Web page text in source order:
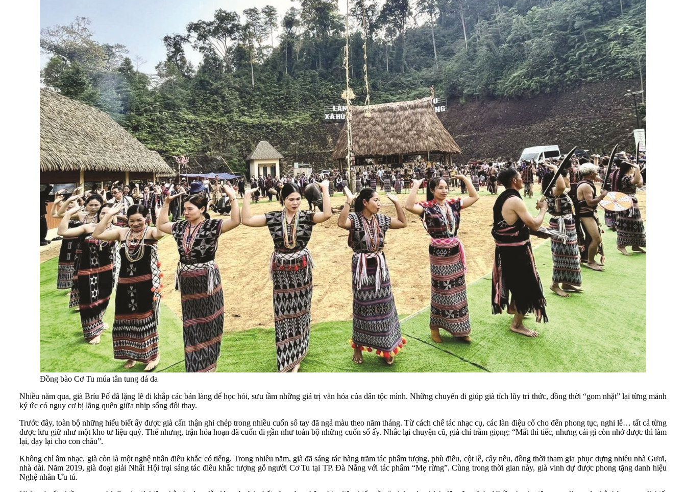
Đồng bào Cơ Tu múa tân tung dá da
Nhiều năm qua, già Bríu Pố đã lặng lẽ đi khắp các bản làng để học hỏi, sưu tầm những giá trị văn hóa của dân tộc mình. Những chuyến đi giúp già tích lũy tri thức, đồng thời “gom nhặt” lại từng mảnh
ký ức có nguy cơ bị lãng quên giữa nhịp sống đổi thay.
Trước đây, toàn bộ những hiểu biết ấy được già cẩn thận ghi chép trong nhiều cuốn sổ tay đã ngả màu theo năm tháng. Từ cách chế tác nhạc cụ, các làn điệu cổ cho đến phong tục, nghi lễ… tất cả từng
được lưu giữ như một kho tư liệu quý. Thế nhưng, trận hỏa hoạn đã cuốn đi gần như toàn bộ những cuốn sổ ấy. Nhắc lại chuyện cũ, già chỉ trầm giọng: “Mất thì tiếc, nhưng cái gì còn nhớ được thì làm
lại, dạy lại cho con cháu”.
Không chỉ âm nhạc, già còn là một nghệ nhân điêu khắc có tiếng. Trong nhiều năm, già đã sáng tác hàng trăm tác phẩm tượng, phù điêu, cột lễ, cây nêu, đồng thời tham gia phục dựng nhiều nhà Gươl,
nhà dài. Năm 2019, già đoạt giải Nhất Hội trại sáng tác điêu khắc tượng gỗ người Cơ Tu tại TP. Đà Nẵng với tác phẩm “Mẹ rừng”. Cùng trong thời gian này, già vinh dự được phong tặng danh hiệu
Nghệ nhân Ưu tú.